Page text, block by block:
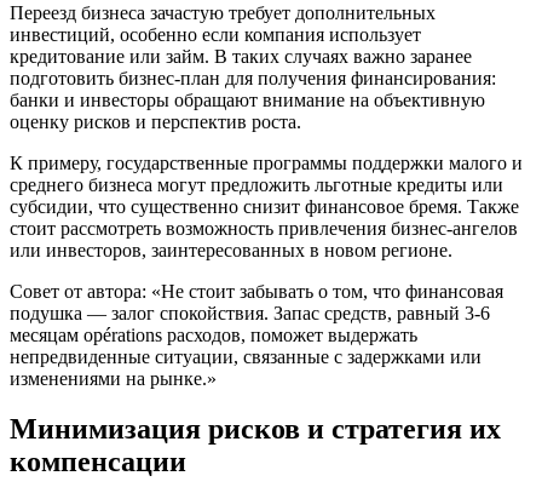
Переезд бизнеса зачастую требует дополнительных
инвестиций, особенно если компания использует
кредитование или займ. В таких случаях важно заранее
подготовить бизнес-план для получения финансирования:
банки и инвесторы обращают внимание на объективную
оценку рисков и перспектив роста.
К примеру, государственные программы поддержки малого и
среднего бизнеса могут предложить льготные кредиты или
субсидии, что существенно снизит финансовое бремя. Также
стоит рассмотреть возможность привлечения бизнес-ангелов
или инвесторов, заинтересованных в новом регионе.
Совет от автора: «Не стоит забывать о том, что финансовая
подушка — залог спокойствия. Запас средств, равный 3-6
месяцам opérations расходов, поможет выдержать
непредвиденные ситуации, связанные с задержками или
изменениями на рынке.»
Минимизация рисков и стратегия их
компенсации